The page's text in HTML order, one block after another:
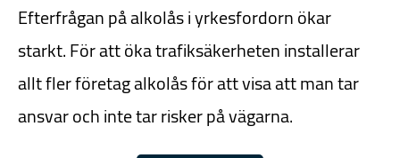
Efterfrågan på alkolås i yrkesfordorn ökar
starkt. För att öka trafiksäkerheten installerar
allt fler företag alkolås för att visa att man tar
ansvar och inte tar risker på vägarna.